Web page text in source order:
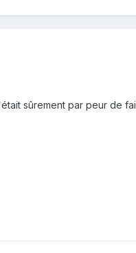
sûrement par peur de